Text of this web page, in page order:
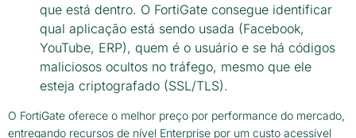
que está dentro. O FortiGate consegue identificar
qual aplicação está sendo usada (Facebook,
YouTube, ERP), quem é o usuário e se há códigos
maliciosos ocultos no tráfego, mesmo que ele
esteja criptografado (SSL/TLS).
O FortiGate oferece o melhor preço por performance do mercado,
entregando recursos de nível Enterprise por um custo acessível